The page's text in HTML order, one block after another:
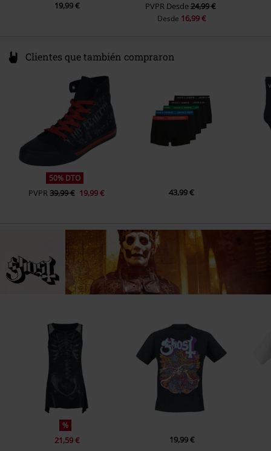
19,99 € PVPR Desde24,99 €
Desde 16,99 €
Clientes que también compraron
50% DTO
PVPR39,99 € 19,99 € 43,99 €
%
21,59 € 19,99 €